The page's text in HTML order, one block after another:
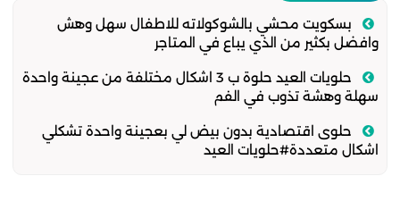
بسكويت محشي بالشوكولاته للاطفال سهل وهش
وافضل بكثير من الذي يباع في المتاجر
حلويات العيد حلوة ب 3 اشكال مختلفة من عجينة واحدة
سهلة وهشة تذوب في الفم
حلوى اقتصادية بدون بيض لي بعجينة واحدة تشكلي
اشكال متعددة#حلويات العيد